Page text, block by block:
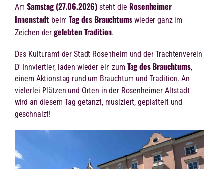
Am Samstag (27.06.2026) steht die Rosenheimer
Innenstadt beim Tag des Brauchtums wieder ganz im
Zeichen der gelebten Tradition.
Das Kulturamt der Stadt Rosenheim und der Trachtenverein
D' Innviertler, laden wieder ein zum Tag des Brauchtums,
einem Aktionstag rund um Brauchtum und Tradition. An
vielerlei Plätzen und Orten in der Rosenheimer Altstadt
wird an diesem Tag getanzt, musiziert, geplattelt und
geschnalzt!